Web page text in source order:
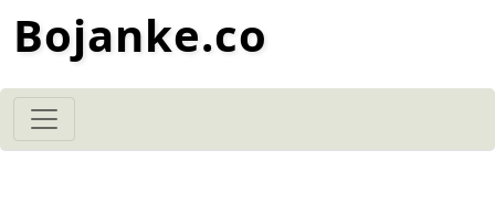
Bojanke.co